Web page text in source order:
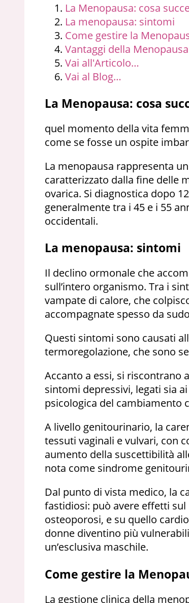
La Menopausa: cosa
La menopausa: sintomi
Come gestire la
Vantaggi della Menopausa
Vai all'Articolo…
Vai al Blog…
La Menopausa: cosa
quel momento della vita
come se fosse un ospite
La menopausa rappresenta
caratterizzato dalla fine delle
ovarica. Si diagnostica dopo
generalmente tra i 45 e i 55
occidentali.
La menopausa: sintomi
Il declino ormonale che
sull’intero organismo. Tra i
vampate di calore, che
accompagnate spesso da
Questi sintomi sono causati
termoregolazione, che sono
Accanto a essi, si riscontrano
sintomi depressivi, legati sia
psicologica del cambiamento
A livello genitourinario, la
tessuti vaginali e vulvari, con
aumento della suscettibilità
nota come sindrome
Dal punto di vista medico, la
fastidiosi: può avere effetti
osteoporosi, e su quello
donne diventino più
un’esclusiva maschile.
Come gestire la
La gestione clinica della